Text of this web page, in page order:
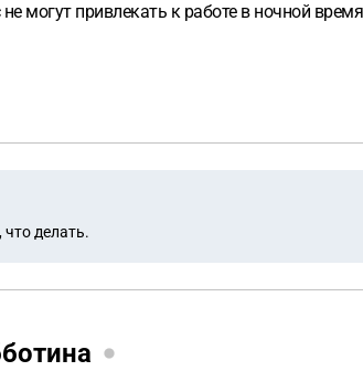
не могут привлекать к работе в ночной
делать.